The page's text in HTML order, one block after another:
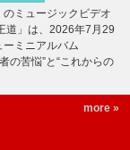
ミュージックビデオ
」は、2026年7月29
ーミニアルバム
の苦悩”と“これからの
more »